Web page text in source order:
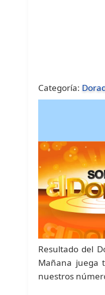
Categoría:
Resultado del
Mañana juega
nuestros